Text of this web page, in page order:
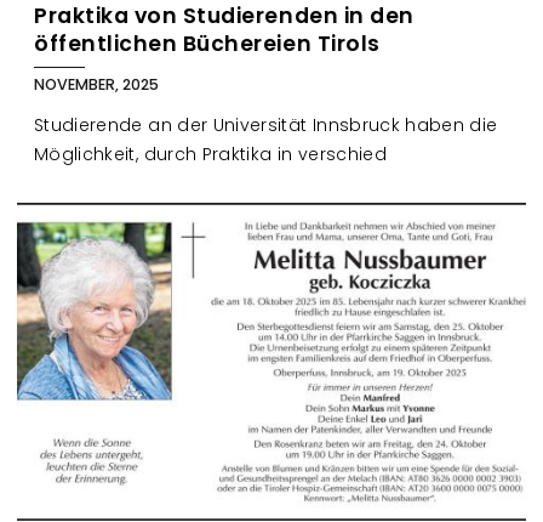
Praktika von Studierenden in den
öffentlichen Büchereien Tirols
NOVEMBER, 2025
Studierende an der Universität Innsbruck haben die
Möglichkeit, durch Praktika in verschied